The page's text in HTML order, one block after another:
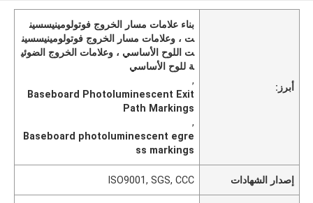
أبرز:
بناء علامات مسار الخروج فوتولومينيسسين
ت ، وعلامات مسار الخروج فوتولومينيسسين
ت اللوح الأساسي ، وعلامات الخروج الضوئي
ة للوح الأساسي
,
Baseboard Photoluminescent Exit
Path Markings
,
Baseboard photoluminescent egre
ss markings
إصدار الشهادات ISO9001, SGS, CCC